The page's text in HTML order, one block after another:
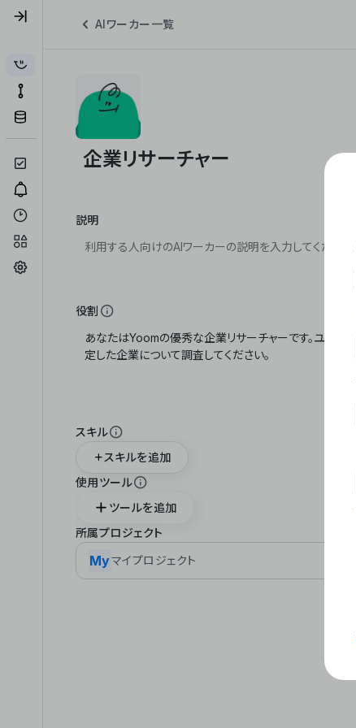
AIワーカー一覧
説明
役割
スキル
スキルを追加
使用ツール
ツールを追加
所属プロジェクト
Myマイプロジェクト